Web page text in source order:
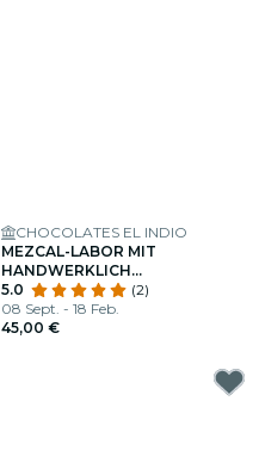
CHOCOLATES EL INDIO
MEZCAL-LABOR MIT
HANDWERKLICH
HERGESTELLTEN PRALINEN
5.0
(2)
08 Sept. - 18 Feb.
45,00 €